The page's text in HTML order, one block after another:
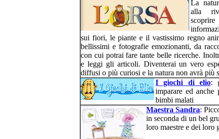
La
alla
sui fiori, le piante e il vastissimo regno
bellissimi e fotografie emozionanti, da
con cui potrai fare tante belle ricerche.
e leggi gli articoli. Diventerai un vero
diffusi o più curiosi e la natura non avrà più
I giochi di elio:
imparare ed anche
bimbi malati
Maestra Sandra:
in seconda di un bel
loro maestre e dei loro